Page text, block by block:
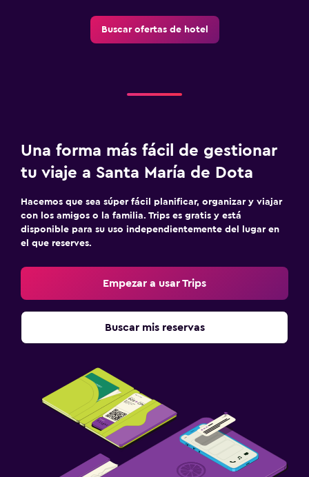
Buscar ofertas de hotel
Una forma más fácil de gestionar
tu viaje a Santa María de Dota
Hacemos que sea súper fácil planificar, organizar y viajar
con los amigos o la familia. Trips es gratis y está
disponible para su uso independientemente del lugar en
el que reserves.
Empezar a usar Trips
Buscar mis reservas